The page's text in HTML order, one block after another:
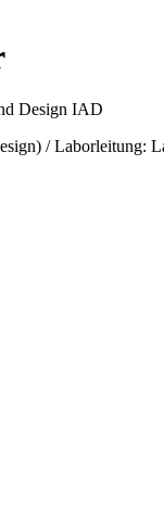
Design IAD
/ Laborleitung: